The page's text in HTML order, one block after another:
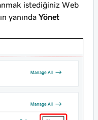
istediğiniz Web
yanında Yönet